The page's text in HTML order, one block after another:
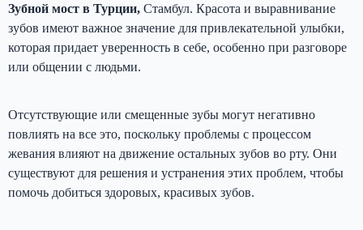
Зубной мост в Турции, Стамбул. Красота и выравнивание
зубов имеют важное значение для привлекательной улыбки,
которая придает уверенность в себе, особенно при разговоре
или общении с людьми.
Отсутствующие или смещенные зубы могут негативно
повлиять на все это, поскольку проблемы с процессом
жевания влияют на движение остальных зубов во рту. Они
существуют для решения и устранения этих проблем, чтобы
помочь добиться здоровых, красивых зубов.